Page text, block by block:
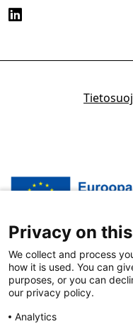
Privacy on
We collect and process
how it is used. You can
purposes, or you can
our privacy policy.
Analytics